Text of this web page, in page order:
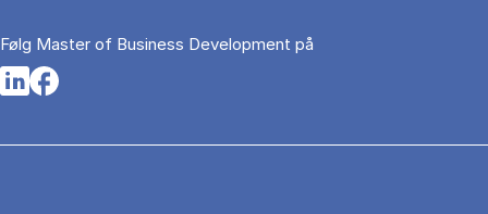
Følg Master of Business Development på
Opens in a new tab
Opens in a new tab